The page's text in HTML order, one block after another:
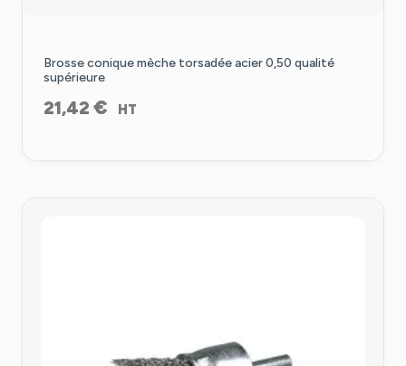
Brosse conique mèche torsadée acier 0,50 qualité
supérieure
21,42 € HT